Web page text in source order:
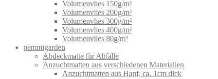
Volumenvlies 150g/m²
Volumenvlies 200g/m²
Volumenvlies 300g/m²
Volumenvlies 400g/m²
Volumenvlies 80g/m²
pemmigarden
Abdeckmatte für Abfälle
Anzuchtmatten aus verschiedenen Materialien
Anzuchtmatten aus Hanf, ca. 1cm dick